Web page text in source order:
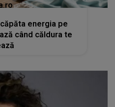
energia pe
când căldura te